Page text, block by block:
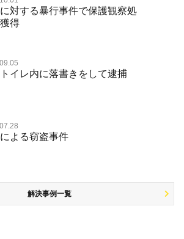
妨害
ルノ・リベンジポルノ
転行為等
故
罪
反
・風適法違反
待・保護責任者遺棄
しい
しい
にしたい
発されたら
売買
（旧 強制性交等罪，準強制性交等罪），
旧 強制わいせつ，準強制わいせつ）
，わいせつ物頒布等罪，淫行勧誘罪
ンジポルノ
件
け等
薬
・交通事故
故 TOP
反と刑事事件
故
責任者遺棄
弁護士の違い
責
特色
発の不安や悩み
対する暴行事件で保護観察処
得
イレ内に落書きをして逮捕
よる窃盗事件
解決事例一覧